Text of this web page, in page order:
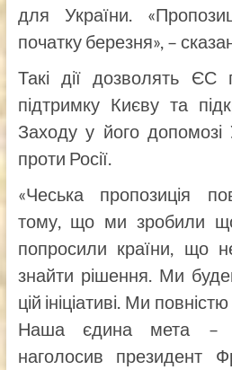
для України.
початку березня», –
Такі дії дозволять ЄС
підтримку Києву та
Заходу у його допомозі
проти Росії.
«Чеська пропозиція
тому, що ми зробили
попросили країни, що
знайти рішення. Ми
цій ініціативі. Ми
Наша єдина мета –
наголосив президент